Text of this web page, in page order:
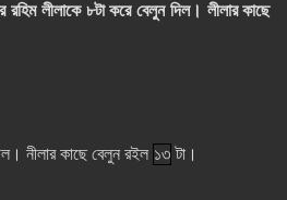
লীলাকে ৮টা করে বেলুন দিল। লীলার কাছে
নীলার কাছে বেলুন রইল ১৩ টা।